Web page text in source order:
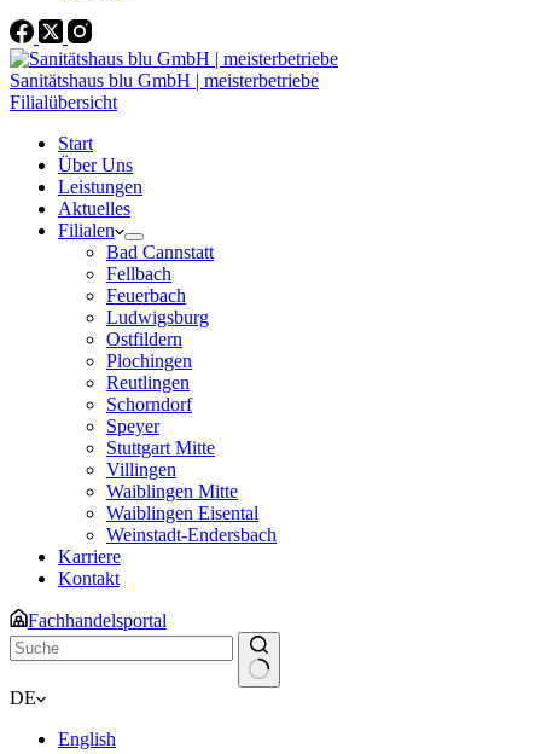
Sanitätshaus blu GmbH | meisterbetriebe
Filialübersicht
Start
Über Uns
Leistungen
Aktuelles
Filialen
Bad Cannstatt
Fellbach
Feuerbach
Ludwigsburg
Ostfildern
Plochingen
Reutlingen
Schorndorf
Speyer
Stuttgart Mitte
Villingen
Waiblingen Mitte
Waiblingen Eisental
Weinstadt-Endersbach
Karriere
Kontakt
Fachhandelsportal
Keine
DE
English